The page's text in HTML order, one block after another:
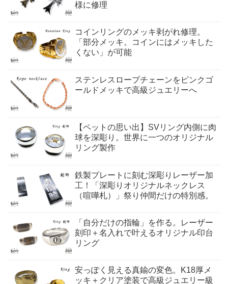
様に修理
コインリングのメッキ剥がれ修理。
「部分メッキ。コインにはメッキした
くない」が可能
ステンレスロープチェーンをピンクゴ
ールドメッキで高級ジュエリーへ
【ペットの思い出】SVリング内側に肉
球を深彫り。世界に一つのオリジナル
リング製作
鉄製プレートに刻む深彫りレーザー加
工！「深彫りオリジナルネックレス
（喧嘩札）」祭り仲間だけの特別感。
「自分だけの指輪」を作る。レーザー
刻印＋名入れで叶えるオリジナル印台
リング
安っぽく見える真鍮の変色。K18厚メ
ッキ＋クリア塗装で高級ジュエリー級